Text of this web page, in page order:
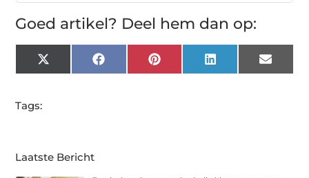
Goed artikel? Deel hem dan op:
X
(Twitter)
FacebookPinterest LinkedIn Email
Tags:
Laatste Bericht